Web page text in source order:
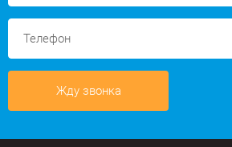
Жду звонка